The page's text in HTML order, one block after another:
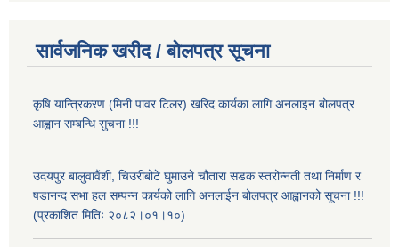
सार्वजनिक खरीद / बोलपत्र सूचना
कृषि यान्त्रिकरण (मिनी पावर टिलर) खरिद कार्यका लागि अनलाइन बोलपत्र
आह्वान सम्बन्धि सुचना !!!
उदयपुर बालुवावैंशी, चिउरीबोटे घुमाउने चौतारा सडक स्तरोन्नती तथा निर्माण र
षडानन्द सभा हल सम्पन्न कार्यको लागि अनलाईन बोलपत्र आह्वानको सूचना !!!
(प्रकाशित मितिः २०८२।०१।१०)